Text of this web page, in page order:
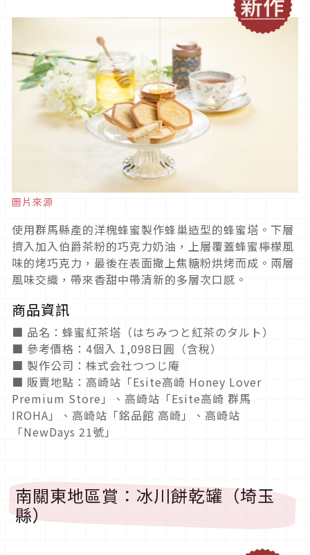
圖片來源
使用群馬縣產的洋槐蜂蜜製作蜂巢造型的蜂蜜塔。下層
擠入加入伯爵茶粉的巧克力奶油，上層覆蓋蜂蜜檸檬風
味的烤巧克力，最後在表面撒上焦糖粉烘烤而成。兩層
風味交織，帶來香甜中帶清新的多層次口感。
商品資訊
■ 品名：蜂蜜紅茶塔（はちみつと紅茶のタルト）
■ 參考價格：4個入 1,098日圓（含稅）
■ 製作公司：株式会社つつじ庵
■ 販賣地點：高崎站「Esite高崎 Honey Lover
Premium Store」、高崎站「Esite高崎 群馬
IROHA」、高崎站「銘品館 高崎」、高崎站
「NewDays 21號」
南關東地區賞：冰川餅乾罐（埼玉
縣）